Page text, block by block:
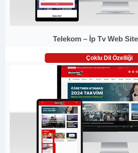
Telekom – İp Tv Web
Çoklu Dil Özelliği